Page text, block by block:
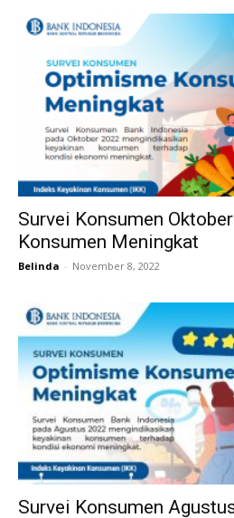
Survei Konsumen
Konsumen Meningkat
Belinda - November 8, 2022
Survei Konsumen